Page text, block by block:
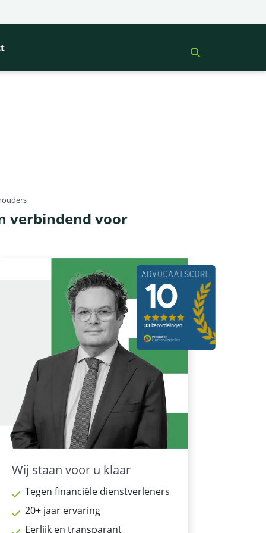
verbindend voor
Wij staan voor u klaar
Tegen financiële dienstverleners
20+ jaar ervaring
Eerlijk en transparant